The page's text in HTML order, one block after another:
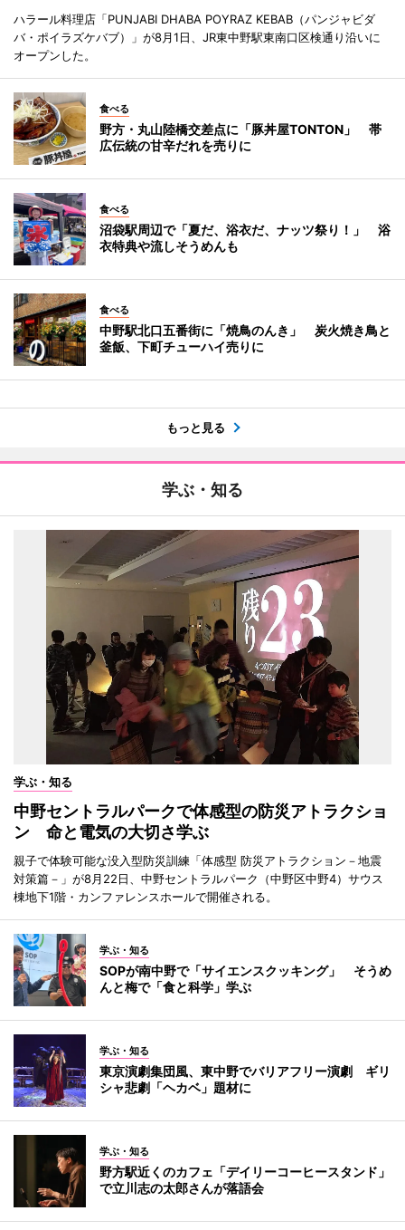
ハラール料理店「PUNJABI DHABA POYRAZ KEBAB（パンジャビダ
バ・ポイラズケバブ）」が8月1日、JR東中野駅東南口区検通り沿いに
オープンした。
食べる
野方・丸山陸橋交差点に「豚丼屋TONTON」 帯
広伝統の甘辛だれを売りに
食べる
沼袋駅周辺で「夏だ、浴衣だ、ナッツ祭り！」 浴
衣特典や流しそうめんも
食べる
中野駅北口五番街に「焼鳥のんき」 炭火焼き鳥と
釜飯、下町チューハイ売りに
もっと見る
学ぶ・知る
学ぶ・知る
中野セントラルパークで体感型の防災アトラクショ
ン 命と電気の大切さ学ぶ
親子で体験可能な没入型防災訓練「体感型 防災アトラクション－地震
対策篇－」が8月22日、中野セントラルパーク（中野区中野4）サウス
棟地下1階・カンファレンスホールで開催される。
学ぶ・知る
SOPが南中野で「サイエンスクッキング」 そうめ
んと梅で「食と科学」学ぶ
学ぶ・知る
東京演劇集団風、東中野でバリアフリー演劇 ギリ
シャ悲劇「ヘカベ」題材に
学ぶ・知る
野方駅近くのカフェ「デイリーコーヒースタンド」
で立川志の太郎さんが落語会